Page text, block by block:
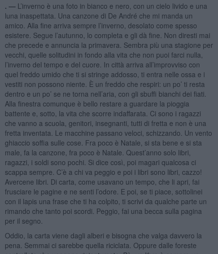
. — L’inverno è una foto in bianco e nero, con un cielo livido e una
luna inaspettata. Una canzone di De André che mi manda un
amico. Alla fine arriva sempre l’inverno, desolato come spesso
esistere. Segue l’autunno, lo completa e gli dà fine. Non diresti mai
che precede e annuncia la primavera. Sembra più una stagione per
vecchi, quelle solitudini in fondo alla vita che non puoi farci nulla,
l’inverno del tempo e del cuore. In città arriva all’improvviso con
quel freddo umido che ti si stringe addosso, ti entra nelle ossa e i
vestiti non possono niente. È un freddo che respiri: un po’ ti resta
dentro e un po’ se ne torna nell’aria, con gli sbuffi bianchi dei fiati.
Alla finestra comunque è bello restare a guardare la pioggia
battente e, sotto, la vita che scorre indaffarata. Ci sono i ragazzi
che vanno a scuola, genitori, insegnanti, tutti di fretta e non è una
fretta inventata. Le macchine passano veloci, schizzando. Un vento
ghiaccio soffia sulle cose. Fra poco è Natale, si sta bene e si sta
male, fa la canzone, fra poco è Natale. Quest’anno solo libri,
ragazzi, i soldi sono pochi. Si dice così, poi magari qualcosa ci
scappa sempre. C’è a chi va peggio e poi i libri sono libri, cazzo!
Avercene libri. Di carta, come usavano un tempo, che li apri, fai
frusciare le pagine e ne senti l’odore. E poi, se ti piace, sottolinei
con il lapis una frase che ti ha colpito, ti scrivi da qualche parte un
rimando che tanto poi scordi. Peggio, fai una becca sulla pagina
per il segno.
Oddio, la carta viene dagli alberi e bisogna che valga davvero la
pena. Semmai ci sarebbe quella riciclata. Oppure dalle foreste